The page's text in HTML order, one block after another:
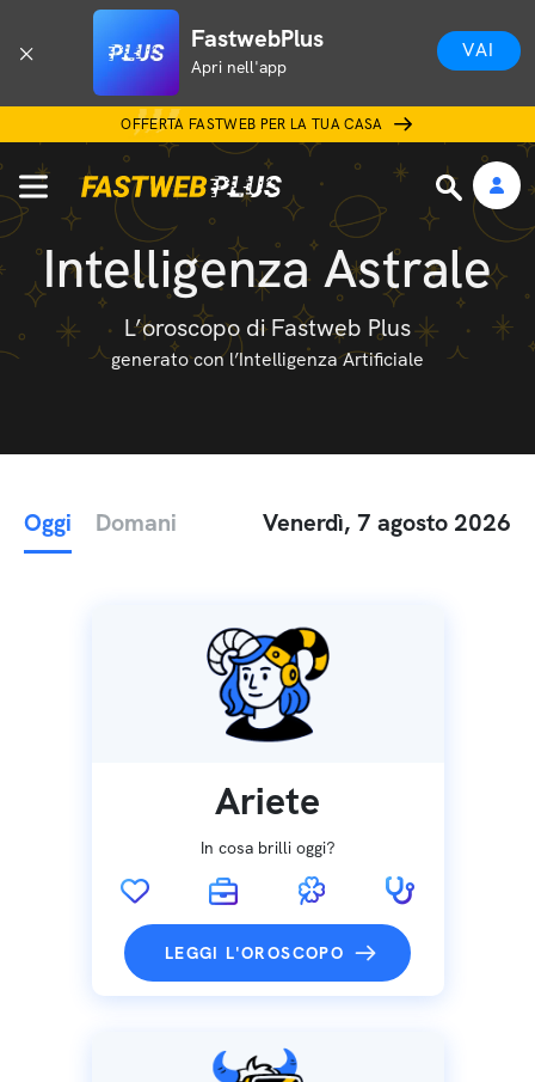
FastwebPlus
Apri nell'app
VAI
OFFERTA FASTWEB PER LA TUA CASA
Intelligenza Astrale
L’oroscopo di Fastweb Plus
generato con l’Intelligenza Artificiale
Oggi Domani Venerdì, 7 agosto 2026
Ariete
In cosa brilli oggi?
LEGGI L'OROSCOPO